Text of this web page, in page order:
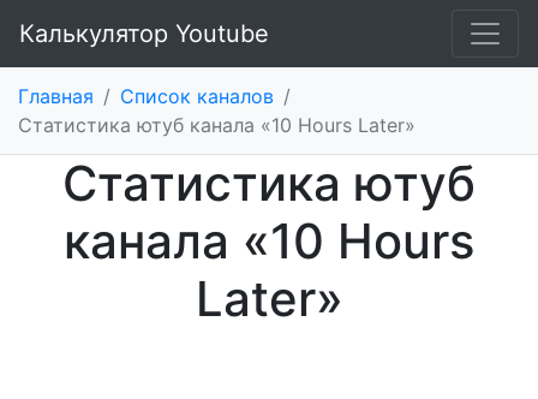
Калькулятор Youtube
Главная / Список каналов /
Статистика ютуб канала «10 Hours Later»
Статистика ютуб
канала «10 Hours
Later»